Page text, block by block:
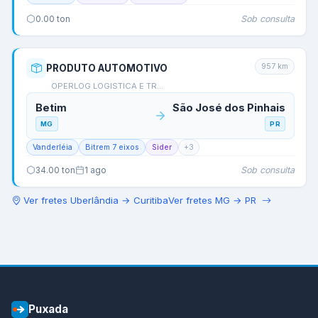
0.00 ton Sob consulta
PRODUTO AUTOMOTIVO
OPERLOG LOGISTICA E TR…
957 km
Betim
MG
São José dos Pinhais
PR
Vanderléia Bitrem 7 eixos Sider +3
34.00 ton 1 ago Sob consulta
Ver fretes Uberlândia → CuritibaVer fretes MG → PR
Puxada